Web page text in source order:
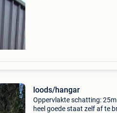
loods/hangar
Oppervlakte schatting:
heel goede staat zelf af te